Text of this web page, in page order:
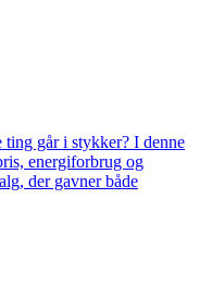
ting går i stykker? I denne
energiforbrug og
der gavner både